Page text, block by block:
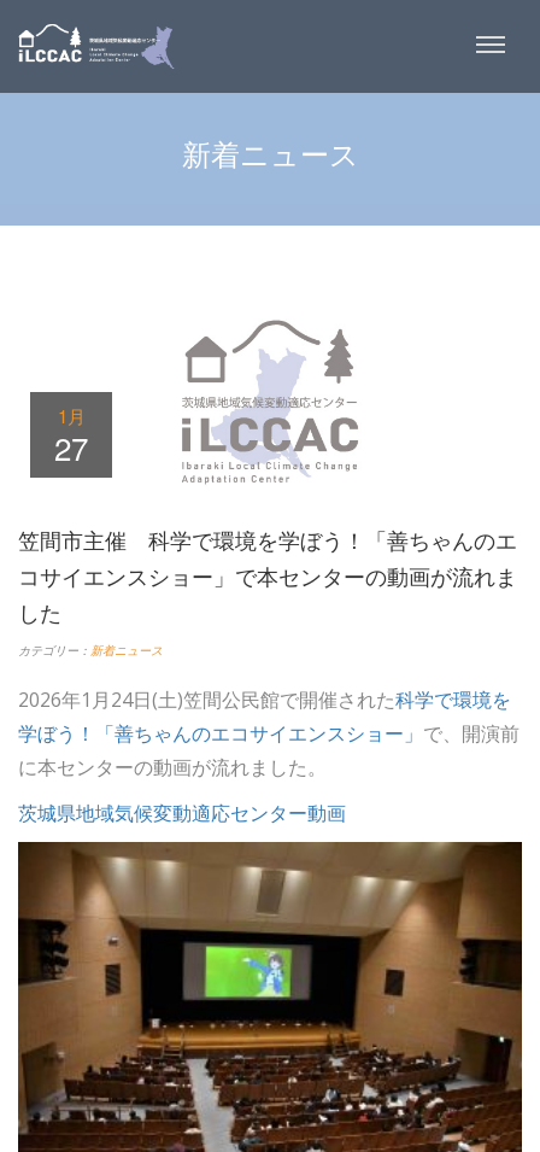
新着ニュース
1月
27
笠間市主催 科学で環境を学ぼう！「善ちゃんのエ
コサイエンスショー」で本センターの動画が流れま
した
カテゴリー： 新着ニュース
2026年1月24日(土)笠間公民館で開催された科学で環境を
学ぼう！「善ちゃんのエコサイエンスショー」 で、開演前
に本センターの動画が流れました。
茨城県地域気候変動適応センター動画